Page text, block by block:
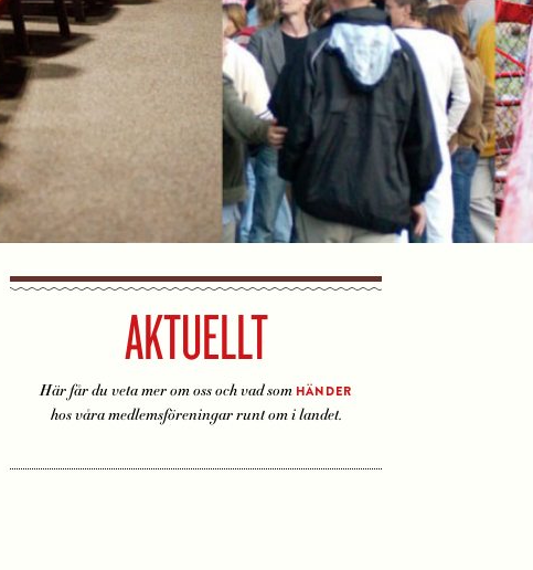
AKTUELLT
Här får du veta mer om oss och vad som HÄNDER
hos våra medlemsföreningar runt om i landet.